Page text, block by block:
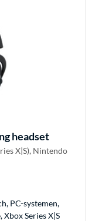
headset
X|S), Nintendo
PC-systemen,
Series X|S